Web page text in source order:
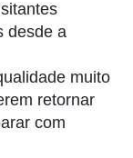
desde a
muito
retornar
com